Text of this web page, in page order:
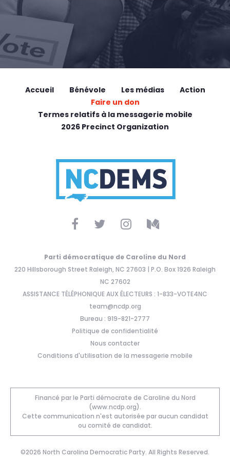
Accueil Bénévole Les médias
Action
Faire un don
Termes relatifs à la messagerie mobile
2026 Precinct Organization
Parti démocratique de Caroline du Nord
220 Hillsborough Street Raleigh, NC 27603 | P.O. Box 1926 Raleigh
NC 27602
ASSISTANCE TÉLÉPHONIQUE AUX ÉLECTEURS : 1-833-VOTE4NC
team@ncdp.org
Bureau : 919-821-2777
Politique de confidentialité
Nous contacter
Conditions d'utilisation de la messagerie mobile
Financé par le Parti démocrate de Caroline du Nord
(www.ncdp.org).
Cette communication n'est autorisée par aucun candidat
ou comité de candidat.
©2026 North Carolina Democratic Party. All Rights Reserved.